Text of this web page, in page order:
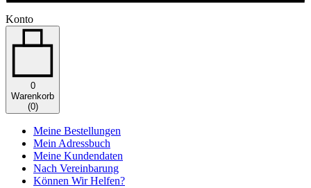
Konto
0
Warenkorb
(0)
Meine Bestellungen
Mein Adressbuch
Meine Kundendaten
Nach Vereinbarung
Können Wir Helfen?